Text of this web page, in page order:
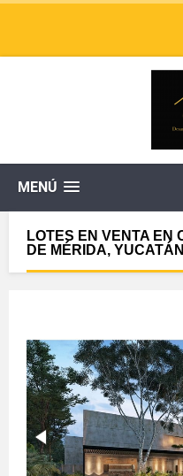
MENÚ
LOTES EN VENTA EN
DE MÉRIDA, YUCATÁN